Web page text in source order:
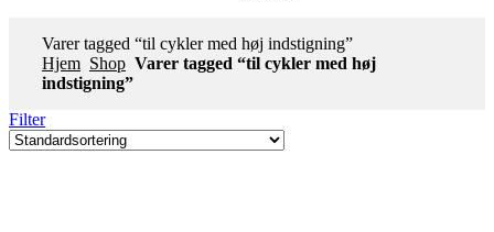
Varer tagged “til cykler med høj indstigning”
Hjem Shop Varer tagged “til cykler med høj
indstigning”
Filter